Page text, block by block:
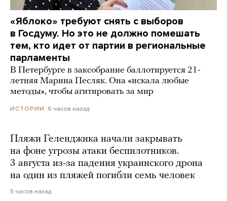
«Яблоко» требуют снять с выборов
в Госдуму. Но это не должно помешать
тем, кто идет от партии в региональные
парламенты
В Петербурге в заксобрание баллотируется 21-
летняя Марина Песляк. Она «искала любые
методы», чтобы агитировать за мир
ИСТОРИИ 6 часов назад
Пляжи Геленджика начали закрывать
на фоне угрозы атаки беспилотников.
3 августа из-за падения украинского дрона
на один из пляжей погибли семь человек
5 часов назад